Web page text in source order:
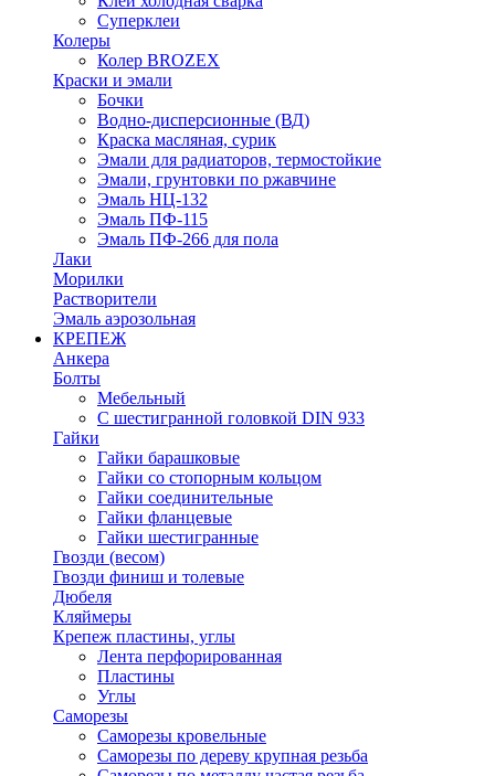
Суперклеи
Колеры
Колер BROZEX
Краски и эмали
Бочки
Водно-дисперсионные (ВД)
Краска масляная, сурик
Эмали для радиаторов, термостойкие
Эмали, грунтовки по ржавчине
Эмаль НЦ-132
Эмаль ПФ-115
Эмаль ПФ-266 для пола
Лаки
Морилки
Растворители
Эмаль аэрозольная
КРЕПЕЖ
Анкера
Болты
Мебельный
С шестигранной головкой DIN 933
Гайки
Гайки барашковые
Гайки со стопорным кольцом
Гайки соединительные
Гайки фланцевые
Гайки шестигранные
Гвозди (весом)
Гвозди финиш и толевые
Дюбеля
Кляймеры
Крепеж пластины, углы
Лента перфорированная
Пластины
Углы
Саморезы
Саморезы кровельные
Саморезы по дереву крупная резьба